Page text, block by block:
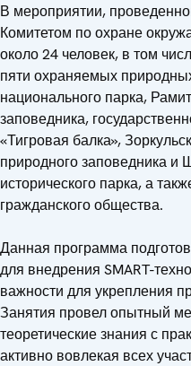
В мероприятии,
Комитетом по охране
около 24 человек, в том
пяти охраняемых
национального парка,
заповедника,
«Тигровая балка»,
природного заповедника и
исторического парка, а
гражданского общества.
Данная программа
для внедрения SMART-
важности для укрепления
Занятия провел опытный
теоретические знания с
активно вовлекая всех